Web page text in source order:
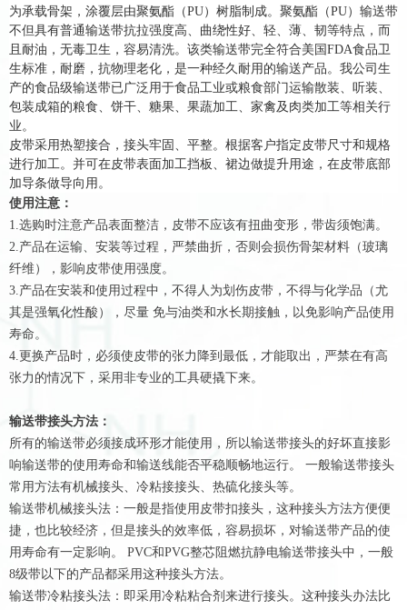
为承载骨架，涂覆层由聚氨酯（PU）树脂制成。聚氨酯（PU）输送带
不但具有普通输送带抗拉强度高、曲绕性好、轻、薄、韧等特点，而
且耐油，无毒卫生，容易清洗。该类输送带完全符合美国FDA食品卫
生标准，耐磨，抗物理老化，是一种经久耐用的输送产品。我公司生
产的食品级输送带已广泛用于食品工业或粮食部门运输散装、听装、
包装成箱的粮食、饼干、糖果、果蔬加工、家禽及肉类加工等相关行
业。
皮带采用热塑接合，接头牢固、平整。根据客户指定皮带尺寸和规格
进行加工。并可在皮带表面加工挡板、裙边做提升用途，在皮带底部
加导条做导向用。
使用注意：
1.选购时注意产品表面整洁，皮带不应该有扭曲变形，带齿须饱满。
2.产品在运输、安装等过程，严禁曲折，否则会损伤骨架材料（玻璃
纤维），影响皮带使用强度。
3.产品在安装和使用过程中，不得人为划伤皮带，不得与化学品（尤
其是强氧化性酸），尽量 免与油类和水长期接触，以免影响产品使用
寿命。
4.更换产品时，必须使皮带的张力降到最低，才能取出，严禁在有高
张力的情况下，采用非专业的工具硬撬下来。
输送带接头方法：
所有的输送带必须接成环形才能使用，所以输送带接头的好坏直接影
响输送带的使用寿命和输送线能否平稳顺畅地运行。 一般输送带接头
常用方法有机械接头、冷粘接接头、热硫化接头等。
输送带机械接头法：一般是指使用皮带扣接头，这种接头方法方便便
捷，也比较经济，但是接头的效率低，容易损坏，对输送带产品的使
用寿命有一定影响。 PVC和PVG整芯阻燃抗静电输送带接头中，一般
8级带以下的产品都采用这种接头方法。
输送带冷粘接头法：即采用冷粘粘合剂来进行接头。这种接头办法比